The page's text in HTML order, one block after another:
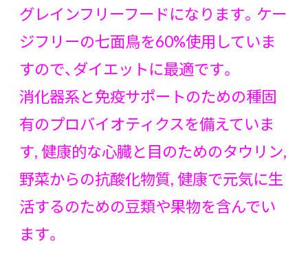
グレインフリーフードになります。ケー
ジフリーの七面鳥を60%使用していま
すので、ダイエットに最適です。
消化器系と免疫サポートのための種固
有のプロバイオティクスを備えていま
す, 健康的な心臓と目のためのタウリン,
野菜からの抗酸化物質, 健康で元気に生
活するのための豆類や果物を含んでい
ます。